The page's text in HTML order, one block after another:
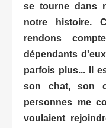
se tourne dans
notre histoire.
rendons
dépendants
parfois plus... Il
son chat, son
personnes me
voulaient